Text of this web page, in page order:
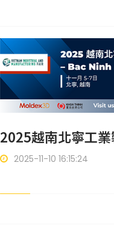
2025越南北寧工
2025-11-10 16:15:24